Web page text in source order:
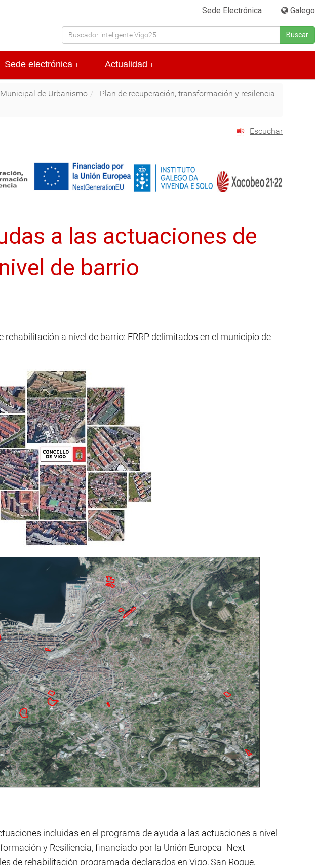
Sede Electrónica Galego
Buscar
+
Sede electrónica +
Actualidad
de Urbanismo
Plan de recuperación, transformación y resilencia
Escuchar
a las actuaciones de
de barrio
a nivel de barrio: ERRP delimitados en el municipio de
incluidas en el programa de ayuda a las actuaciones a nivel
y Resiliencia, financiado por la Unión Europea- Next
de rehabilitación programada declarados en Vigo, San Roque,